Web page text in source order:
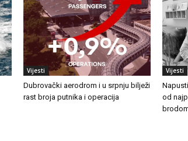
Vijesti
Dubrovački aerodrom i u srpnju bilježi
rast broja putnika i operacija
Vijesti
od